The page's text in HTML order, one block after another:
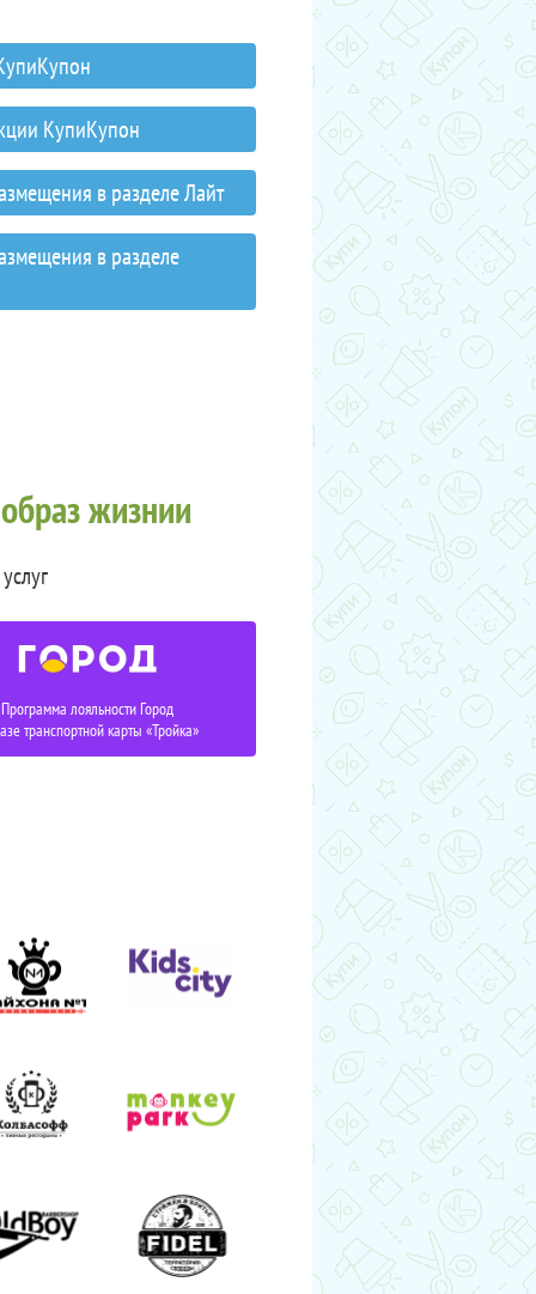
КупиКупон
в разделе Лайт
в разделе
жизнии
Программа лояльности Город
транспортной карты «Тройка»